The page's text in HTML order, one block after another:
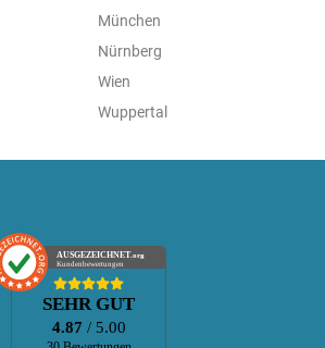
München
Nürnberg
Wien
Wuppertal
AUSGEZEICHNET.org
Kundenbewertungen
SEHR GUT
4.87 / 5.00